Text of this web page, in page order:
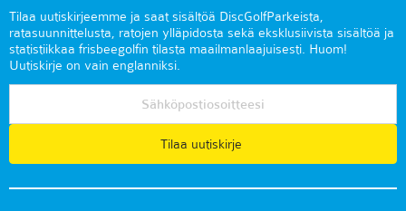
Tilaa uutiskirjeemme ja saat sisältöä DiscGolfParkeista,
ratasuunnittelusta, ratojen ylläpidosta sekä eksklusiivista sisältöä ja
statistiikkaa frisbeegolfin tilasta maailmanlaajuisesti. Huom!
Uutiskirje on vain englanniksi.
Tilaa uutiskirje